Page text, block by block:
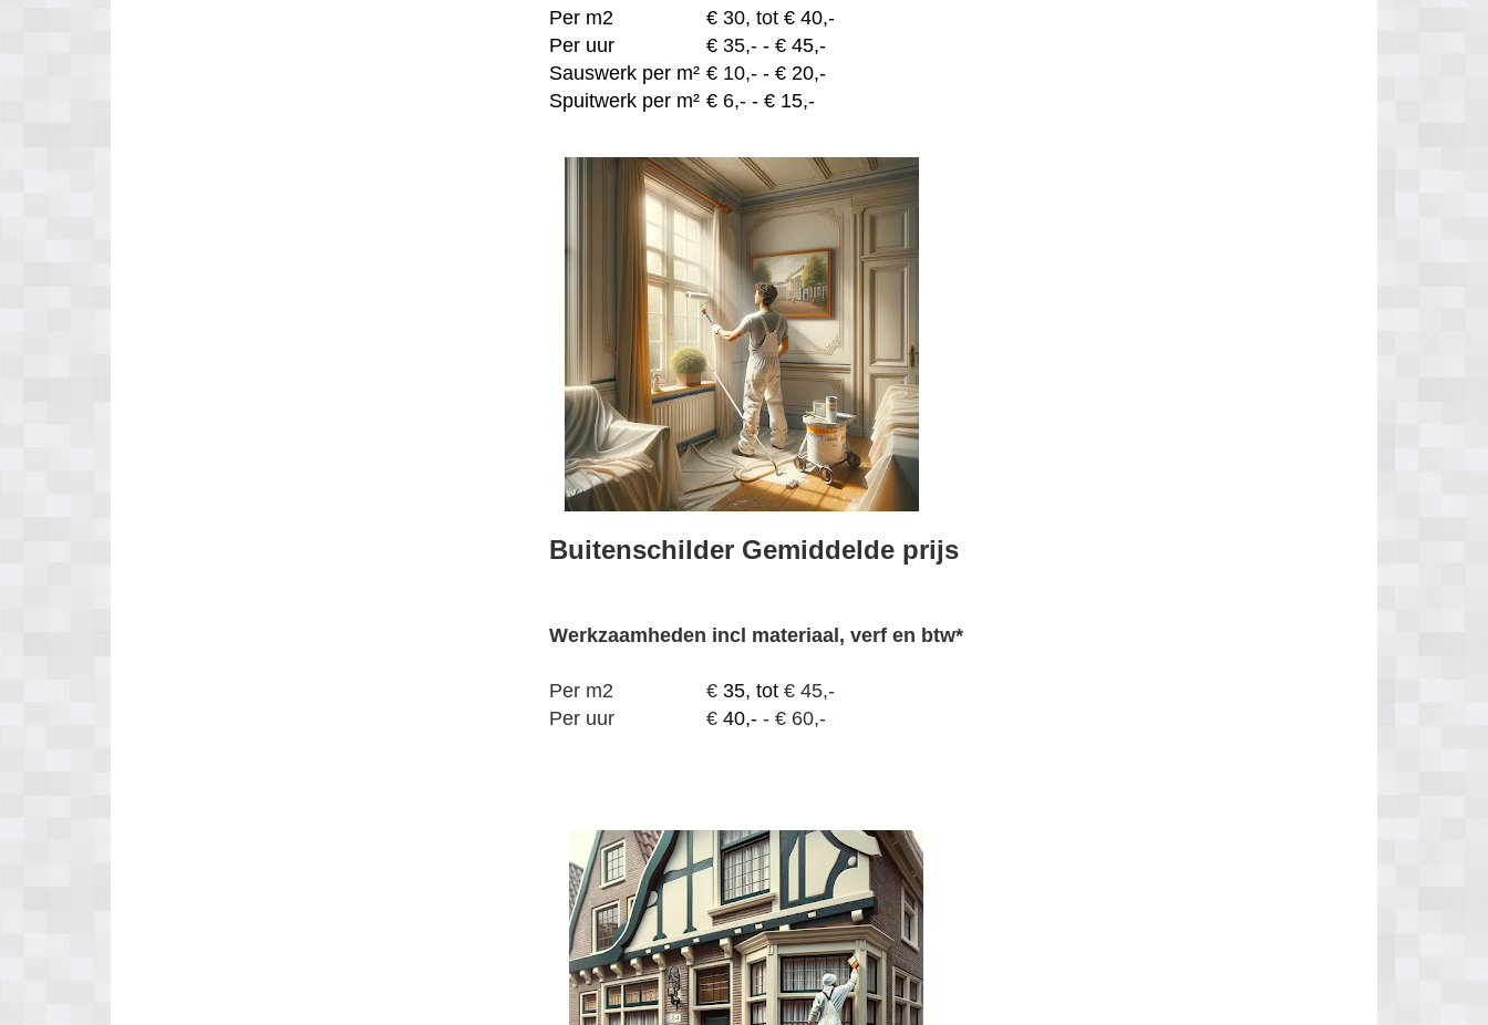
Per m2 € 30, tot € 40,-
Per uur
€ 35,- - € 45,-
Sauswerk per m² € 10,- - € 20,-
Spuitwerk per m² € 6,- - € 15,-
Buitenschilder Gemiddelde prijs
Werkzaamheden incl materiaal, verf en btw*
Per m2 € 35, tot € 45,-
Per uur
€40,- - € 60,-